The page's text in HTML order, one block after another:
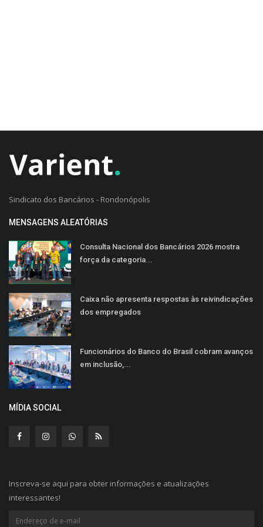
Sindicato dos Bancários - Rondonópolis
MENSAGENS ALEATÓRIAS
Consulta Nacional dos Bancários 2026 mostra
força da categoria...
Caixa não apresenta respostas às reivindicações
dos empregados
Funcionários do Banco do Brasil cobram avanços
em inclusão,...
MÍDIA SOCIAL
Inscreva-se aqui para obter informações e atualizações
interessantes!